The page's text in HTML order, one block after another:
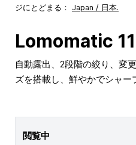
ジにとどまる： Japan / 日本.
Lomomatic
自動露出、2段階の絞り、変
ズを搭載し、鮮やかでシャー
閲覧中